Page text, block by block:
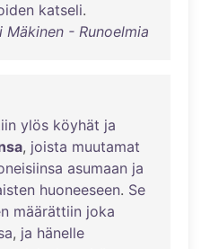
katseli.
Mäkinen - Runoelmia
ylös köyhät ja
, joista muutamat
asumaan ja
huoneeseen. Se
määrättiin joka
, ja hänelle